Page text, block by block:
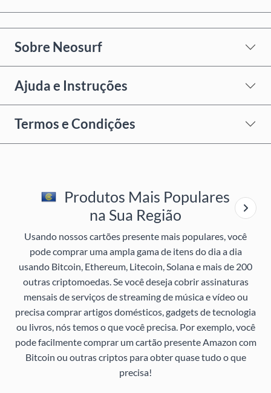
Sobre Neosurf
Ajuda e Instruções
Termos e Condições
Produtos Mais Populares
na Sua Região
Usando nossos cartões presente mais populares, você
pode comprar uma ampla gama de itens do dia a dia
usando Bitcoin, Ethereum, Litecoin, Solana e mais de 200
outras criptomoedas. Se você deseja cobrir assinaturas
mensais de serviços de streaming de música e vídeo ou
precisa comprar artigos domésticos, gadgets de tecnologia
ou livros, nós temos o que você precisa. Por exemplo, você
pode facilmente comprar um cartão presente Amazon com
Bitcoin ou outras criptos para obter quase tudo o que
precisa!